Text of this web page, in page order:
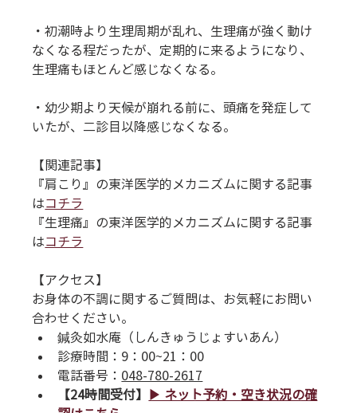
・初潮時より生理周期が乱れ、生理痛が強く動け
なくなる程だったが、定期的に来るようになり、
生理痛もほとんど感じなくなる。
・幼少期より天候が崩れる前に、頭痛を発症して
いたが、二診目以降感じなくなる。
【関連記事】
『肩こり』の東洋医学的メカニズムに関する記事
はコチラ
『生理痛』の東洋医学的メカニズムに関する記事
はコチラ
【アクセス】
お身体の不調に関するご質問は、お気軽にお問い
合わせください。
鍼灸如水庵（しんきゅうじょすいあん）
診療時間：9：00~21：00
電話番号 ： 048-780-2617
【24時間受付】
▶︎ ネット予約・空き状況の確